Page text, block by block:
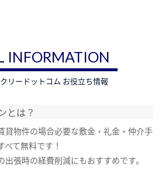
INFORMATION
リードットコム お役立ち情報
とは？
貸物件の場合必要な敷金・礼金・仲介手
べて無料です！
出張時の経費削減にもおすすめです。